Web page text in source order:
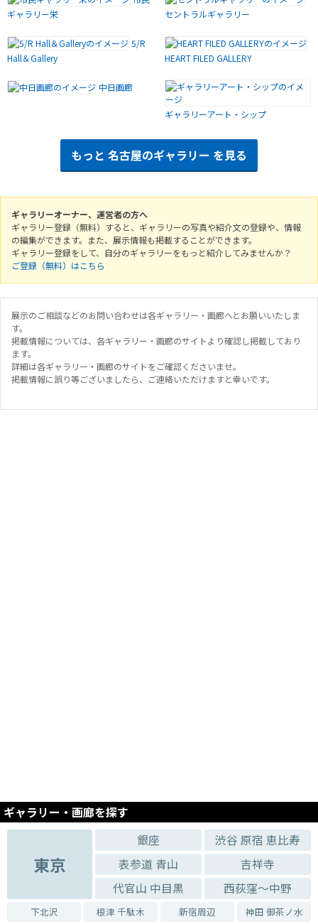
ギャラリー栄
セントラルギャラリー
5/R
Hall＆Gallery
HEART FILED GALLERY
中日画廊
ギャラリーアート・シップ
もっと 名古屋のギャラリー を見る
ギャラリーオーナー、運営者の方へ
ギャラリー登録（無料）すると、ギャラリーの写真や紹介文の登録や、情報
の編集ができます。また、展示情報も掲載することができます。
ギャラリー登録をして、自分のギャラリーをもっと紹介してみませんか？
ご登録（無料）はこちら
展示のご相談などのお問い合わせは各ギャラリー・画廊へとお願いいたしま
す。
掲載情報については、各ギャラリー・画廊のサイトより確認し掲載しており
ます。
詳細は各ギャラリー・画廊のサイトをご確認くださいませ。
掲載情報に誤り等ございましたら、ご連絡いただけますと幸いです。
ギャラリー・画廊を探す
東京
銀座
渋谷 原宿 恵比寿
表参道 青山
吉祥寺
代官山 中目黒
西荻窪～中野
下北沢 根津 千駄木 新宿周辺
神田 御茶ノ水